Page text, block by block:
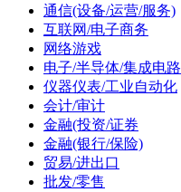
通信(设备/运营/服务)
互联网/电子商务
网络游戏
电子/半导体/集成电路
仪器仪表/工业自动化
会计/审计
金融(投资/证券
金融(银行/保险)
贸易/进出口
批发/零售